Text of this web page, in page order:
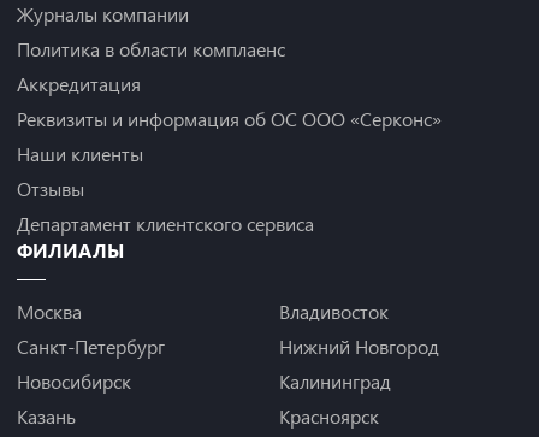
Журналы компании
Политика в области комплаенс
Аккредитация
Реквизиты и информация об ОС ООО «Серконс»
Наши клиенты
Отзывы
Департамент клиентского сервиса
ФИЛИАЛЫ
Москва
Санкт-Петербург
Новосибирск
Казань
Владивосток
Нижний Новгород
Калининград
Красноярск